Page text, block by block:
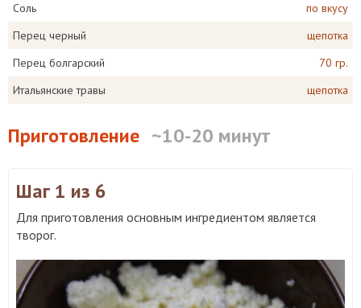
Соль
по вкусу
Перец черный
щепотка
Перец болгарский
70 гр.
Итальянские травы
щепотка
Приготовление ~10-20 минут
Шаг 1 из 6
Для приготовления основным ингредиентом является
творог.